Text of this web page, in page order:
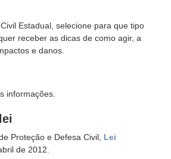
Estadual, selecione para que tipo
receber as dicas de como agir, a
e danos.
informações.
Proteção e Defesa Civil, Lei
de 2012.